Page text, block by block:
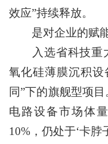
效应”持续释放。
是对企业的赋能
入选省科技重大
氧化硅薄膜沉积设
同”下的旗舰型项
电路设备市场体
10%，仍处于‘卡脖